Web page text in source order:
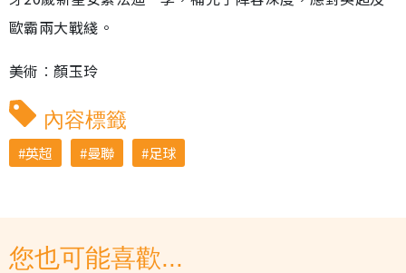
歐霸兩大戰綫。
美術︰顏玉玲
內容標籤
英超 曼聯 足球
您也可能喜歡...